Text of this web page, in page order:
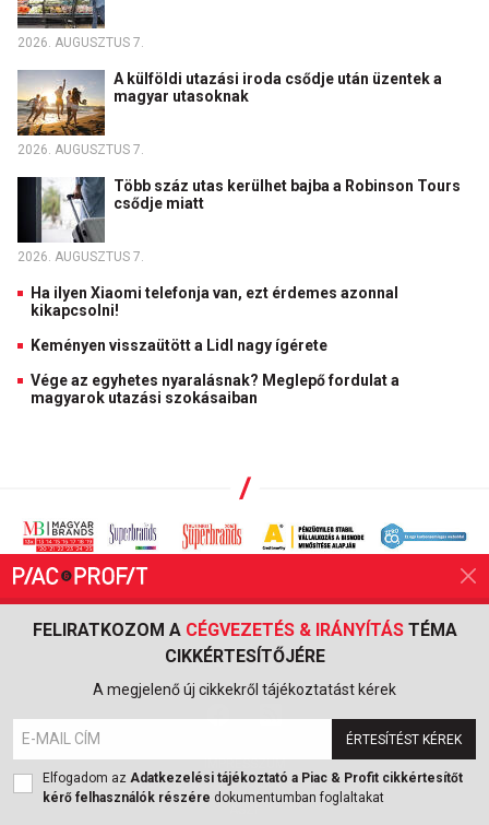
FELIRATKOZOM A CÉGVEZETÉS & IRÁNYÍTÁSTÉMA
CIKKÉRTESÍTŐJÉRE
A megjelenő új cikkekről tájékoztatást kérek
ÉRTESÍTÉST KÉREK
Elfogadom az Adatkezelési tájékoztató a Piac & Profit cikkértesítőt
kérő felhasználók részére dokumentumban foglaltakat
2026. AUGUSZTUS 7.
A külföldi utazási iroda csődje után üzentek a
magyar utasoknak
2026. AUGUSZTUS 7.
Több száz utas kerülhet bajba a Robinson Tours
csődje miatt
2026. AUGUSZTUS 7.
Ha ilyen Xiaomi telefonja van, ezt érdemes azonnal
kikapcsolni!
Keményen visszaütött a Lidl nagy ígérete
Vége az egyhetes nyaralásnak? Meglepő fordulat a
magyarok utazási szokásaiban
IMPRESSZUM